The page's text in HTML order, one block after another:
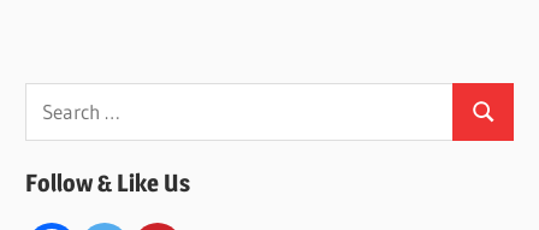
Search
for:
Search
Follow & Like Us